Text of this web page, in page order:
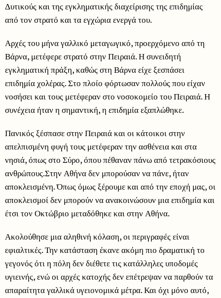
Δυτικούς και της εγκληματικής διαχείρισης της επιδημίας
από τον στρατό και τα εγχώρια ενεργά του.
Αρχές του μήνα γαλλικό μεταγωγικό, προερχόμενο από τη
Βάρνα, μετέφερε στρατό στην Πειραιά. Η συνειδητή
εγκληματική πράξη, καθώς στη Βάρνα είχε ξεσπάσει
επιδημία χολέρας. Στο πλοίο φόρτωσαν πολλούς που είχαν
νοσήσει και τους μετέφεραν στο νοσοκομείο του Πειραιά. Η
συνέχεια ήταν η σημαντική, η επιδημία εξαπλώθηκε.
Πανικός ξέσπασε στην Πειραιά και οι κάτοικοι στην
απελπισμένη φυγή τους μετέφεραν την ασθένεια και στα
νησιά, όπως στο Σύρο, όπου πέθαναν πάνω από τετρακόσιους
ανθρώπους.Στην Αθήνα δεν μπορούσαν να πάνε, ήταν
αποκλεισμένη. Όπως όμως ξέρουμε και από την εποχή μας, οι
αποκλεισμοί δεν μπορούν να ανακοινώσουν μια επιδημία και
έτσι τον Οκτώβριο μεταδόθηκε και στην Αθήνα.
Ακολούθησε μια αληθινή κόλαση, οι περιγραφές είναι
εφιαλτικές. Την κατάσταση έκανε ακόμη πιο δραματική το
γεγονός ότι η πόλη δεν διέθετε τις κατάλληλες υποδομές
υγιεινής, ενώ οι αρχές κατοχής δεν επέτρεψαν να παρθούν τα
απαραίτητα γαλλικά υγειονομικά μέτρα. Και όχι μόνο αυτό,